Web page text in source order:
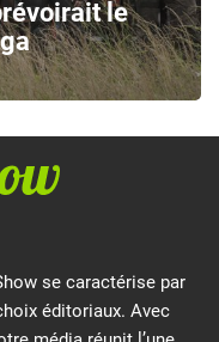
le
se caractérise par
éditoriaux. Avec